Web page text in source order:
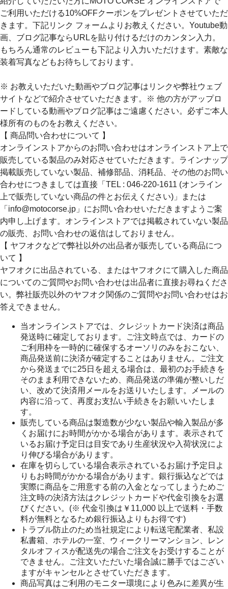
ご利用いただける10%OFFクーポンをプレゼントさせていただ
きます。下記リンク フォームよりお教えください。Youtube動
画、ブログ記事ならURLを貼り付けるだけのカンタン入力。
もちろん通常のレビューも下記より入力いただけます。素敵な
装着写真などもお待ちしております。
※ お教えいただいた動画やブログ記事はリンクや弊社ウェブ
サイトなどで紹介させていただきます。※ 他の方がアップロ
ードしている動画やブログ記事はご遠慮ください。必ずご本人
様所有のものをお教えください。
【 商品問い合わせについて 】
オンラインストアからのお問い合わせはオンラインストア上で
販売している製品のみ対応させていただきます。ラインナップ
掲載販売していない製品、補修部品、消耗品、その他のお問い
合わせにつきましては直接「TEL : 046-220-1611 (オンライン
上で販売していない商品の件とお伝えください)」または
「info@motocorse.jp」にお問い合わせいただきますようご案
内申し上げます。オンラインストアでは掲載されていない製品
の販売、お問い合わせの返信はしておりません。
【 ヤフオクなどで弊社以外の出品者が販売している商品につ
いて 】
ヤフオクに出品されている、またはヤフオクにて購入した商品
についてのご質問やお問い合わせは出品者に直接お尋ねくださ
い。弊社販売以外のヤフオク関係のご質問やお問い合わせはお
答えできません。
当オンラインストアでは、クレジットカード決済は商品
発送時に確定しております。ご注文時点では、カードの
ご利用枠を一時的に確保するオーソリのみをおこない、
商品発送前に決済が確定することはありません。ご注文
から発送までに25日を超える場合は、最初のお手続きを
そのまま利用できないため、商品発送の準備が整いしだ
い、改めて決済用メールをお送りいたします。メールの
内容に沿って、再度お支払い手続きをお願いいたしま
す。
販売している商品は製造数が少ない製品や輸入製品が多
くお届けにお時間がかかる場合があります。表示されて
いるお届け予定日は目安であり生産状況や入荷状況によ
り伸びる場合があります。
在庫を切らしている場合表示されているお届け予定日よ
りもお時間がかかる場合があります。銀行振込などでは
実際に商品をご用意する前の入金となってしまうためご
注文時の決済方法はクレジットカードや代金引換をお選
びください。(※ 代金引換は￥11,000 以上で送料・手数
料が無料となるため銀行振込よりもお得です)
トラブル防止のため当社規定により転送宅配業者、私設
私書箱、ホテルの一室、ウィークリーマンション、レン
タルオフィスが配送先の場合ご注文をお受けすることが
できません。ご注文いただいた場合誠に勝手ではござい
ますがキャンセルとさせていただきます。
商品写真はご利用のモニター環境により色みに差異が生